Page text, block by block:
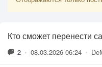
Кто сможет перенести
2 • 08.03.2026 06:24 •